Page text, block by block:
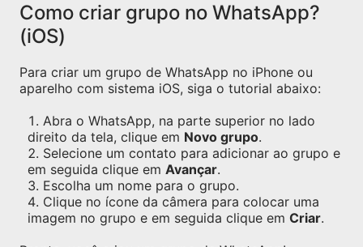
Como criar grupo no WhatsApp?
(iOS)
Para criar um grupo de WhatsApp no iPhone ou
aparelho com sistema iOS, siga o tutorial abaixo:
Abra o WhatsApp, na parte superior no lado
direito da tela, clique em Novo grupo.
Selecione um contato para adicionar ao grupo e
em seguida clique em Avançar.
Escolha um nome para o grupo.
Clique no ícone da câmera para colocar uma
imagem no grupo e em seguida clique em Criar.